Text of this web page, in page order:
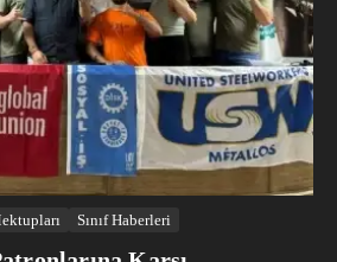
Sınıf Haberleri